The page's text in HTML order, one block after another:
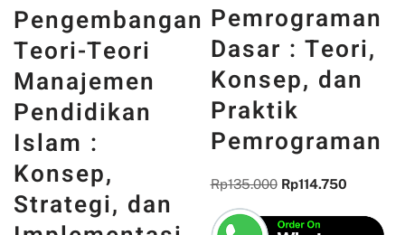
Pemrograman
Dasar : Teori,
Konsep, dan
Praktik
Pemrograman
Rp 135.000 Rp
DAN WAJAH
INDONESIA :
MEMORI,
DAN
REFLEKSI
KEBANGSAAN